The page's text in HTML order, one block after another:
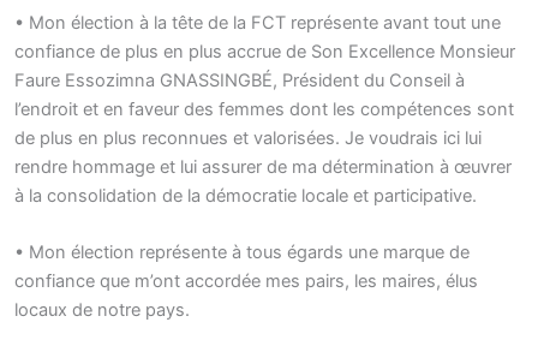
• Mon élection à la tête de la FCT représente avant tout une
confiance de plus en plus accrue de Son Excellence Monsieur
Faure Essozimna GNASSINGBÉ, Président du Conseil à
l’endroit et en faveur des femmes dont les compétences sont
de plus en plus reconnues et valorisées. Je voudrais ici lui
rendre hommage et lui assurer de ma détermination à œuvrer
à la consolidation de la démocratie locale et participative.
• Mon élection représente à tous égards une marque de
confiance que m’ont accordée mes pairs, les maires, élus
locaux de notre pays.